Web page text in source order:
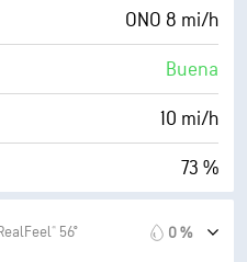
51° F
0 (Oscuro)
42 %
10 mi
ONO 8 mi/h
Buena
10 mi/h
73 %
56° 0 %